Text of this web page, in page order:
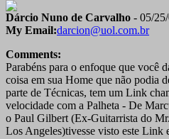
Dárcio Nuno de Carvalho - 05/
My Email:darcion@uol.com.br
Comments:
Parabéns para o enfoque que você
coisa em sua Home que não podia
parte de Técnicas, tem um Link
velocidade com a Palheta - De
o Paul Gilbert (Ex-Guitarrista do
Los Angeles)tivesse visto este